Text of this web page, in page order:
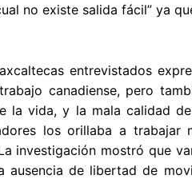
no existe salida fácil” ya
entrevistados
canadiense, pero
la vida, y la mala calidad
los orillaba a trabajar
investigación mostró que
ausencia de libertad de